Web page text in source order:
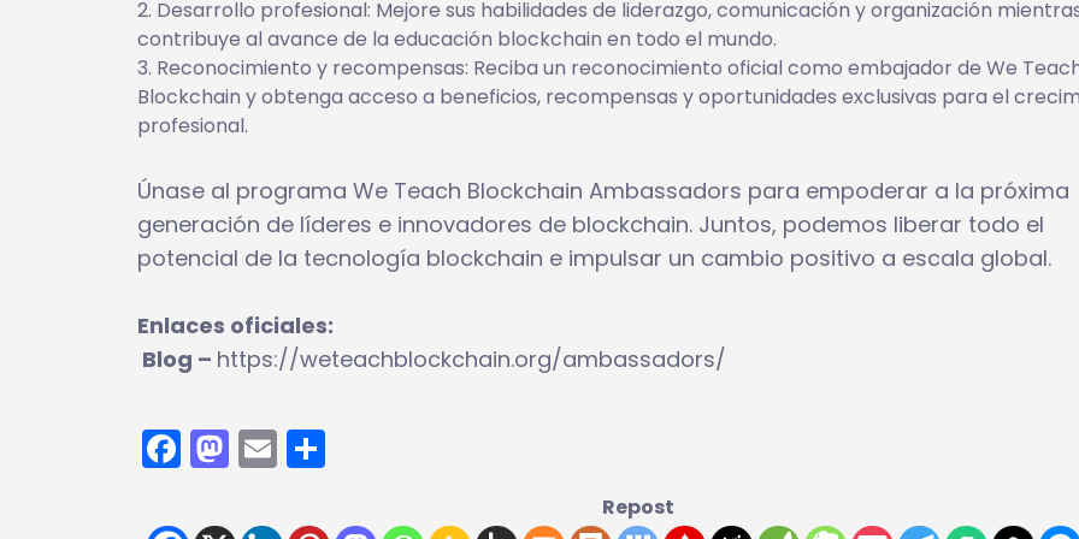
Desarrollo profesional: Mejore sus habilidades de liderazgo, comunicación y organización
contribuye al avance de la educación blockchain en todo el mundo.
Reconocimiento y recompensas: Reciba un reconocimiento oficial como embajador de We
Blockchain y obtenga acceso a beneficios, recompensas y oportunidades exclusivas para el
profesional.
Únase al programa We Teach Blockchain Ambassadors para empoderar a la próxima
generación de líderes e innovadores de blockchain. Juntos, podemos liberar todo el
potencial de la tecnología blockchain e impulsar un cambio positivo a escala global.
Enlaces oficiales:
Blog – https://weteachblockchain.org/ambassadors/
Facebook
Mastodon
Email
Repost